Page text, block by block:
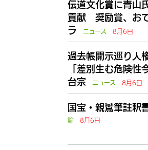
伝道文化賞に青山
貢献 奨励賞、お
ラ
ニュース 8月6日
過去帳開示巡り人
「差別生む危険
台宗
ニュース 8月6日
国宝・親鸞筆註
論
8月6日